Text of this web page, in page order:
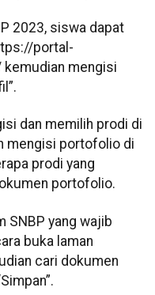
2023, siswa dapat
portal-
mengisi
dan memilih prodi di
mengisi portofolio di
prodi yang
portofolio.
SNBP yang wajib
buka laman
cari dokumen